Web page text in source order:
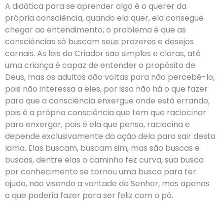
A didática para se aprender algo é o querer da
própria consciência, quando ela quer, ela consegue
chegar ao entendimento, o problema é que as
consciências só buscam seus prazeres e desejos
carnais. As leis do Criador são simples e claras, até
uma criança é capaz de entender o propósito de
Deus, mas os adultos dão voltas para não percebê-lo,
pois não interessa a eles, por isso não há o que fazer
para que a consciência enxergue onde está errando,
pois é a própria consciência que tem que raciocinar
para enxergar, pois é ela que pensa, raciocina e
depende exclusivamente da ação dela para sair desta
lama. Elas buscam, buscam sim, mas são buscas e
buscas, dentre elas o caminho fez curva, sua busca
por conhecimento se tornou uma busca para ter
ajuda, não visando a vontade do Senhor, mas apenas
o que poderia fazer para ser feliz com o pó.